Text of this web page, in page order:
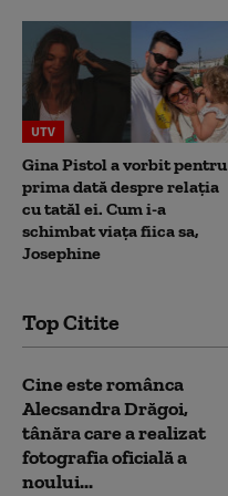
UTV
Gina Pistol a vorbit pentru
prima dată despre relația
cu tatăl ei. Cum i-a
schimbat viața fiica sa,
Josephine
Top Citite
Cine este românca
Alecsandra Drăgoi,
tânăra care a realizat
fotografia oficială a
noului...